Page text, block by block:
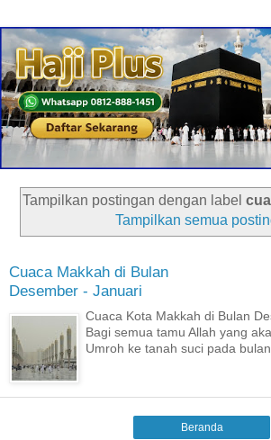
Tampilkan postingan dengan label
Tampilkan semua
Cuaca Makkah di Bulan
Desember - Januari
Cuaca Kota Makkah di Bulan
Bagi semua tamu Allah yang
Umroh ke tanah suci pada
Beranda